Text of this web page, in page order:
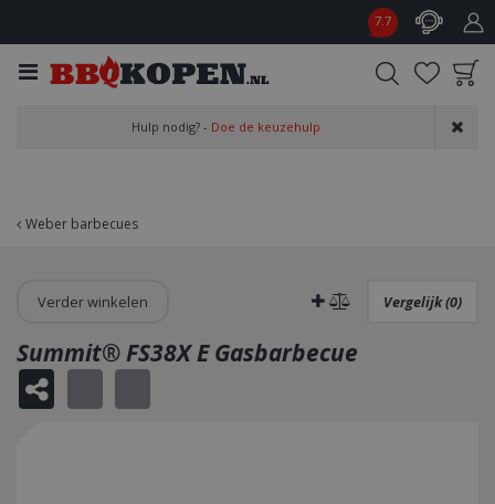
Weber barbecues
7.7
aan wensenlijst
Hulp nodig? - Doe de keuzehulp
Verder winkelen Vergelijk (0)
Summit® FS38X E Gasbarbecue